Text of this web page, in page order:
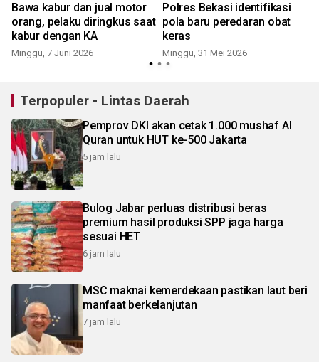
Bawa kabur dan jual motor
orang, pelaku diringkus saat
kabur dengan KA
Minggu, 7 Juni 2026
Polres Bekasi identifikasi
pola baru peredaran obat
keras
Minggu, 31 Mei 2026
Terpopuler - Lintas Daerah
Pemprov DKI akan cetak 1.000 mushaf Al
Quran untuk HUT ke-500 Jakarta
5 jam lalu
Bulog Jabar perluas distribusi beras
premium hasil produksi SPP jaga harga
sesuai HET
6 jam lalu
MSC maknai kemerdekaan pastikan laut beri
manfaat berkelanjutan
7 jam lalu